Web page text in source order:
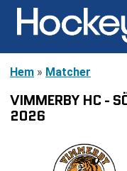
Hem » Matcher
VIMMERBY HC -
2026